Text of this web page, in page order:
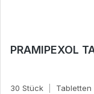
PRAMIPEXOL
30 Stück Tabletten